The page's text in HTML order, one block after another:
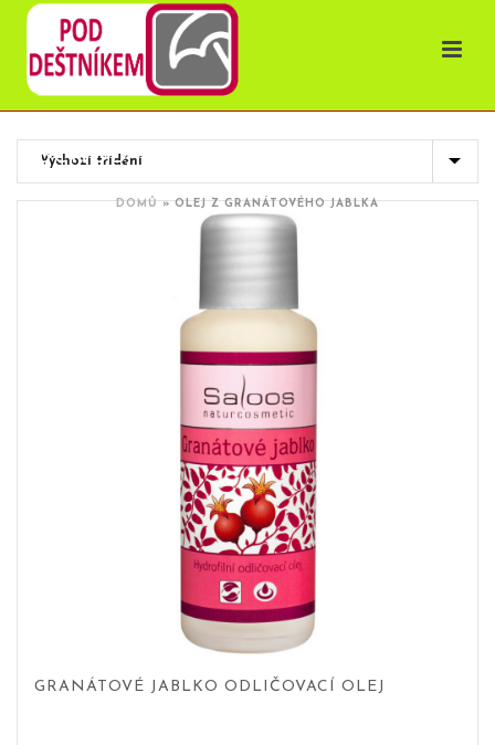
OBCHOD
DOMŮ»OLEJ Z GRANÁTOVÉHO JABLKA
GRANÁTOVÉ JABLKO ODLIČOVACÍ OLEJ